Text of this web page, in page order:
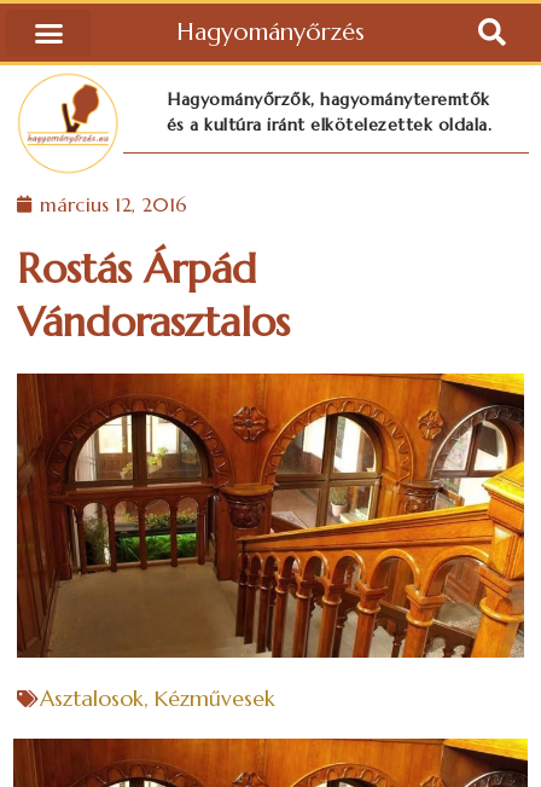
Hagyományőrzés
Hagyományőrzők, hagyományteremtők
és a kultúra iránt elkötelezettek oldala.
március 12, 2016
Rostás Árpád
Vándorasztalos
Asztalosok,Kézművesek